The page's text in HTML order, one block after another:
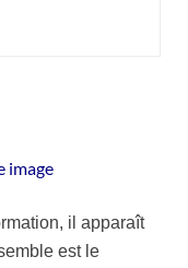
il apparaît
est le